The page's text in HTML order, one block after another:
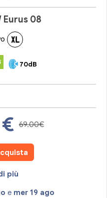
Eurus 08
70dB
€ 69.00€
più
e mer 19 ago